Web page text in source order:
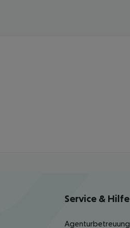
Service & Hilfe
Agenturbetreuung